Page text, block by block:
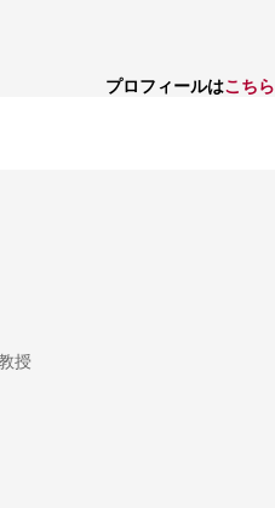
プロフィールはこちら
授